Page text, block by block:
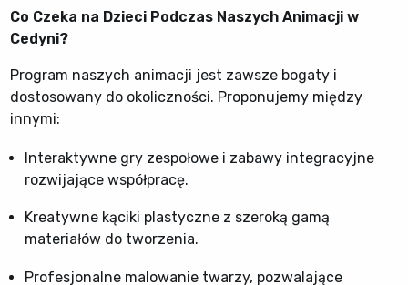
Co Czeka na Dzieci Podczas Naszych Animacji w
Cedyni?
Program naszych animacji jest zawsze bogaty i
dostosowany do okoliczności. Proponujemy między
innymi:
Interaktywne gry zespołowe i zabawy integracyjne
rozwijające współpracę.
Kreatywne kąciki plastyczne z szeroką gamą
materiałów do tworzenia.
Profesjonalne malowanie twarzy, pozwalające